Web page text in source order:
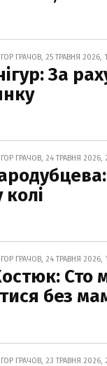
ГРАЧОВ, 25 ТРАВНЯ 2026,
За
ГРАЧОВ, 24 ТРАВНЯ 2026,
ГРАЧОВ, 24 ТРАВНЯ 2026,
Сто
без
ГРАЧОВ, 23 ТРАВНЯ 2026,